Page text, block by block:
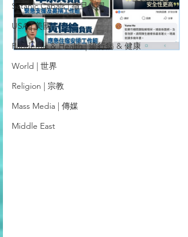
Satanic Cabals | 撒旦集團
USA | 美國
Pandemic & Health | 流行病 & 健康
World | 世界
Religion | 宗教
Mass Media | 傳媒
Middle East